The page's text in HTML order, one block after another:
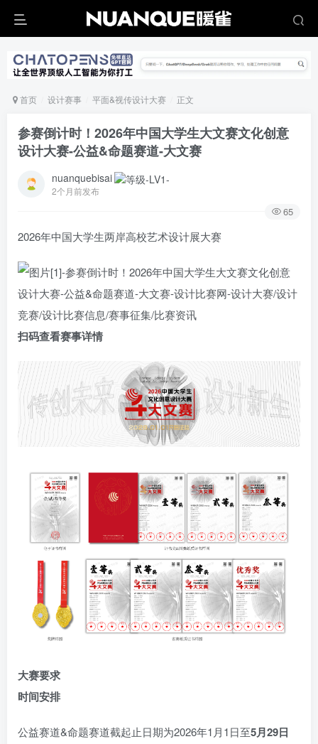
首页 设计赛事 平面&视传设计大赛 正文
参赛倒计时！2026年中国大学生大文赛文化创意
设计大赛-公益&命题赛道-大文赛
nuanquebisai
2个月前发布
65
2026年中国大学生两岸高校艺术设计展大赛
扫码查看赛事详情
大赛要求
时间安排
公益赛道&命题赛道截起止日期为2026年1月1日至5月29日